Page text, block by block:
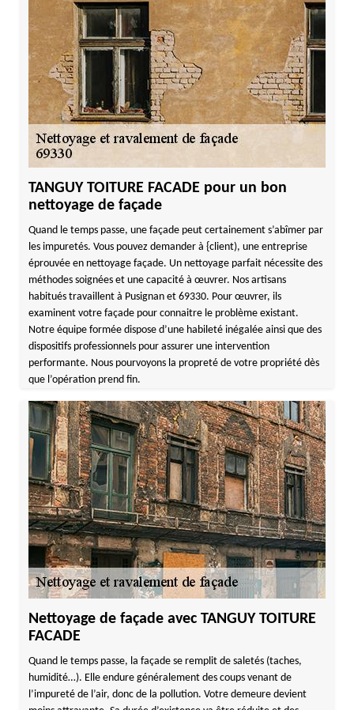
TANGUY TOITURE FACADE pour un bon
nettoyage de façade
Quand le temps passe, une façade peut certainement s’abîmer par
les impuretés. Vous pouvez demander à {client), une entreprise
éprouvée en nettoyage façade. Un nettoyage parfait nécessite des
méthodes soignées et une capacité à œuvrer. Nos artisans
habitués travaillent à Pusignan et 69330. Pour œuvrer, ils
examinent votre façade pour connaitre le problème existant.
Notre équipe formée dispose d’une habileté inégalée ainsi que des
dispositifs professionnels pour assurer une intervention
performante. Nous pourvoyons la propreté de votre propriété dès
que l’opération prend fin.
Nettoyage de façade avec TANGUY TOITURE
FACADE
Quand le temps passe, la façade se remplit de saletés (taches,
humidité…). Elle endure généralement des coups venant de
l’impureté de l’air, donc de la pollution. Votre demeure devient